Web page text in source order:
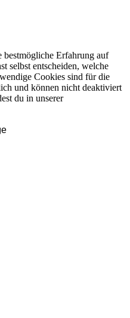
Erfahrung auf
selbst entscheiden, welche
Cookies sind für die
und können nicht deaktiviert
du in unserer